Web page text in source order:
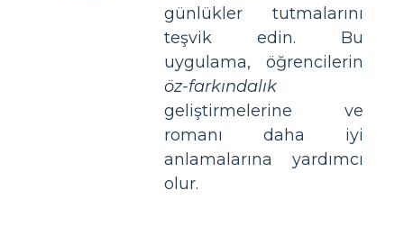
günlükler tutmalarını
teşvik edin. Bu
uygulama, öğrencilerin
öz-farkındalık
geliştirmelerine ve
romanı daha iyi
anlamalarına yardımcı
olur.